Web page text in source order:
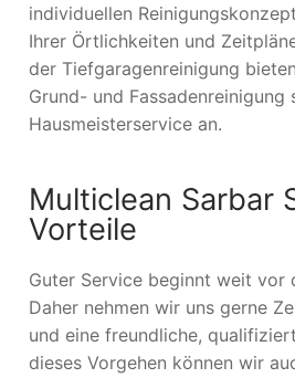
individuellen
Ihrer Örtlichkeiten und
der Tiefgaragenreinigung
Grund- und Fassadenreinigung
Hausmeisterservice an.
Multiclean Sarbar
Vorteile
Guter Service beginnt weit vor
Daher nehmen wir uns gerne
und eine freundliche,
dieses Vorgehen können wir